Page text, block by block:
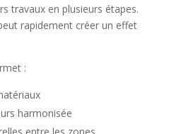
travaux en plusieurs étapes.
rapidement créer un effet
:
harmonisée